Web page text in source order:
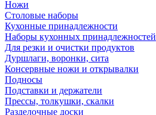
Ножи
Столовые наборы
Кухонные принадлежности
Наборы кухонных принадлежностей
Для резки и очистки продуктов
Дуршлаги, воронки, сита
Консервные ножи и открывалки
Подносы
Подставки и держатели
Прессы, толкушки, скалки
Разделочные доски